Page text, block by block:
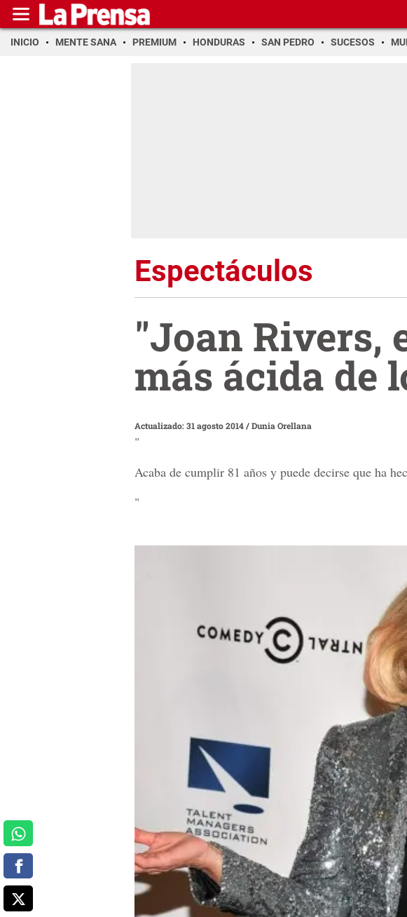
INICIO MENTE SANA PREMIUM HONDURAS SAN PEDRO SUCESOS
Espectáculos
"Joan Rivers,
más ácida de
Actualizado: 31 agosto 2014/Dunia Orellana
"
Acaba de cumplir 81 años y puede decirse que ha
"